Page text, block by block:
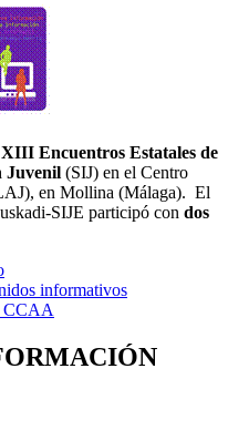
XIII Encuentros Estatales de
Juvenil (SIJ) en el Centro
en Mollina (Málaga). El
SIJE participó con dos
informativos
CCAA